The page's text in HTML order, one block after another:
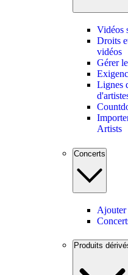
Vidéos
Droits
vidéos
Gérer
Lignes
Artists
Concerts
Ajouter
Produits